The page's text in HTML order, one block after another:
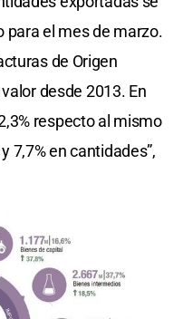
para el mes de marzo.
de Origen
desde 2013. En
respecto al mismo
7,7% en cantidades”,